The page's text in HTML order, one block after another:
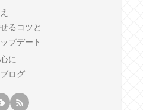
るコツと
プデート
に
ログ